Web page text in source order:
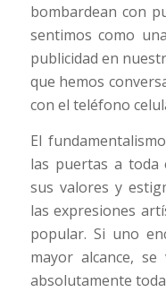
bombardean con
sentimos como
publicidad en
que hemos
con el teléfono
El
las puertas a toda
sus valores y
las expresiones
popular. Si uno
mayor alcance,
absolutamente